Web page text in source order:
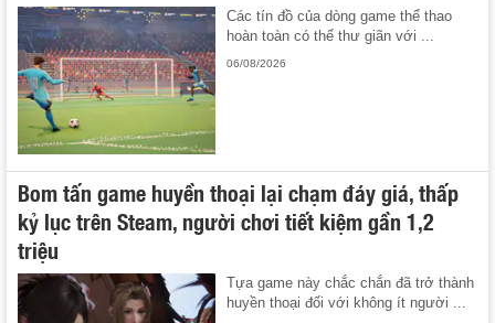
Các tín đồ của dòng game thể thao
hoàn toàn có thể thư giãn với ...
06/08/2026
Bom tấn game huyền thoại lại chạm đáy giá, thấp
kỷ lục trên Steam, người chơi tiết kiệm gần 1,2
triệu
Tựa game này chắc chắn đã trở thành
huyền thoại đối với không ít người ...